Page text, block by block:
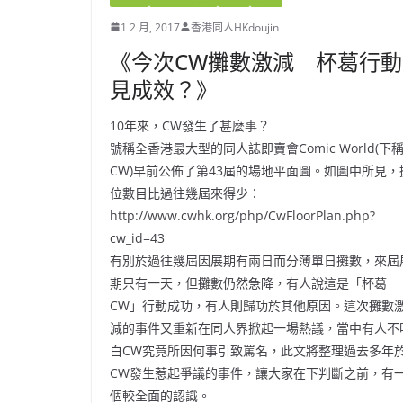
1 2 月, 2017 香港同人HKdoujin
《今次CW攤數激減 杯葛行動
見成效？》
10年來，CW發生了甚麼事？
號稱全香港最大型的同人誌即賣會Comic World(下稱
CW)早前公佈了第43屆的場地平面圖。如圖中所見，
位數目比過往幾屆來得少：
http://www.cwhk.org/php/CwFloorPlan.php?
cw_id=43
有別於過往幾屆因展期有兩日而分薄單日攤數，來屆
期只有一天，但攤數仍然急降，有人說這是「杯葛
CW」行動成功，有人則歸功於其他原因。這次攤數
減的事件又重新在同人界掀起一場熱議，當中有人不
白CW究竟所因何事引致罵名，此文將整理過去多年
CW發生惹起爭議的事件，讓大家在下判斷之前，有
個較全面的認識。